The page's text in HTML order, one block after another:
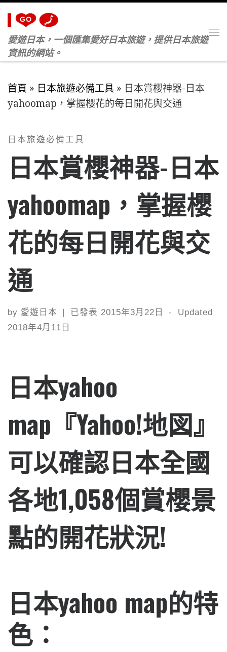
Skip to content
愛遊日本，一個匯集愛好日本旅遊，提供日本旅遊
資訊的網站。
首頁 » 日本旅遊必備工具 » 日本賞櫻神器-日本
yahoomap，掌握櫻花的每日開花與交通
日本旅遊必備工具
日本賞櫻神器-日本
yahoomap，掌握櫻
花的每日開花與交
通
by 愛遊日本 已發表 2015年3月22日 -
Updated
2018年4月11日
日本yahoo
map『Yahoo!地図』
可以確認日本全國
各地1,058個賞櫻景
點的開花狀況!
日本yahoo map的特
色：